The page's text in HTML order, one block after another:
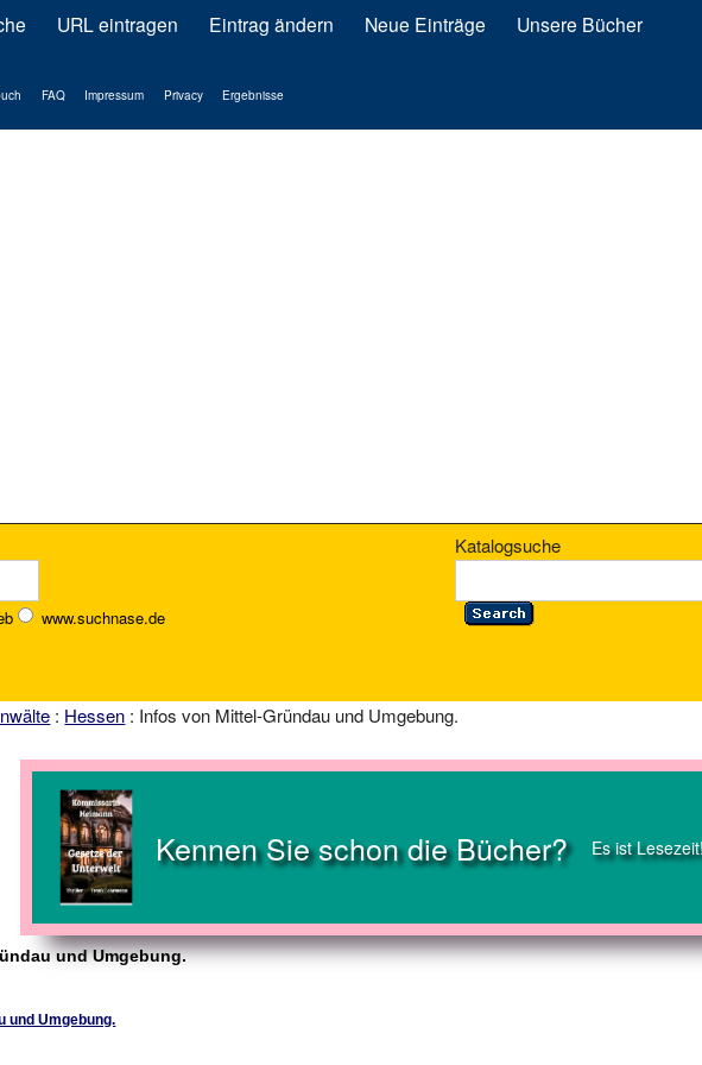
URL eintragen Eintrag ändern Neue Einträge Unsere Bücher
FAQ Impressum Privacy Ergebnisse
www.suchnase.de
Katalogsuche
: Hessen : Infos von Mittel-Gründau und Umgebung.
Kennen Sie schon die Bücher? Es ist
und Umgebung.